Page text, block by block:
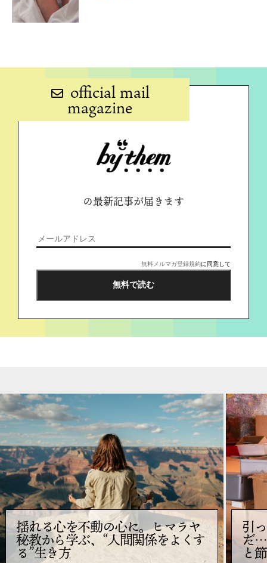
official mail
magazine
の最新記事が届きます
無料メルマガ登録規約に同意して
揺れる心を不動の心に。ヒマラヤ
秘教から学ぶ、“人間関係をよくす
る”生き方
引
だ…
と